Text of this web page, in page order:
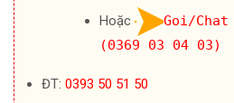
Hoặc
Goi/Chat
(0369 03 04 03)
ĐT: 0393 50 51 50